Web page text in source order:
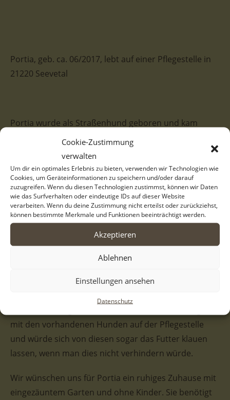
Cookie-Zustimmung
verwalten
Um dir ein optimales Erlebnis zu bieten, verwenden wir Technologien wie
Cookies, um Geräteinformationen zu speichern und/oder darauf
zuzugreifen. Wenn du diesen Technologien zustimmst, können wir Daten
wie das Surfverhalten oder eindeutige IDs auf dieser Website
verarbeiten. Wenn du deine Zustimmung nicht erteilst oder zurückziehst,
können bestimmte Merkmale und Funktionen beeinträchtigt werden.
Akzeptieren
Ablehnen
Einstellungen ansehen
Datenschutz
Portia, geb. ca. 06/2017, lebt auf einer Pflegestelle in
21220 Seevetal
Portia wurde als Straßenhund geboren und kam
bereits in jungem Alter in das städtische Tierheim der
Stadt Serres. Dort lebte Portia 6 lange Jahre, bis eine
engagierte Familie in Deutschland sich entschloss,
Portia in Pflege zu nehmen. Hier hat Portia sich
bereits gut eingelebt, doch die langen Jahre im
Tierheim haben auch ihre Spuren hinterlassen. Portia
ist in neuen Situationen und bei fremden Menschen
ängstlich und benötigt Zeit, um Vertrauen
aufzubauen. Auf ihrer Pflegestelle hat sie allerdings
kennt Portia bereits das Laufen an der Leine und
mit den vorhandenen Hunden auf der Pflegestelle
und würde sich von diesen sogar das Futter klauen
lassen, wenn man dies nicht verhindern würde.
Wir wünschen uns für Portia ein ruhiges Zuhause mit
eingezäuntem Garten und ohne Kinder. Sie benötigt